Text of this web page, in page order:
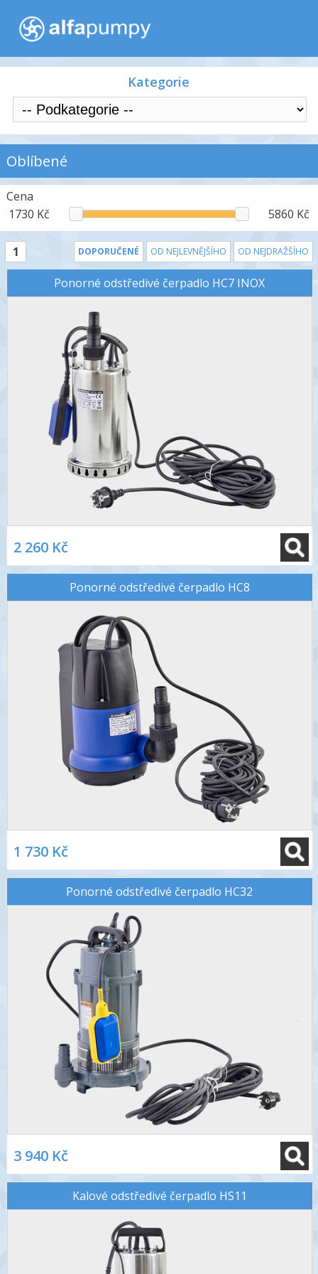
Kategorie
Oblíbené
Cena
1730 Kč
5860 Kč
1 DOPORUČENÉ OD NEJLEVNĚJŠÍHO OD NEJDRAŽŠÍHO
Ponorné odstředivé čerpadlo HC7 INOX
2 260 Kč
Ponorné odstředivé čerpadlo HC8
1 730 Kč
Ponorné odstředivé čerpadlo HC32
3 940 Kč
Kalové odstředivé čerpadlo HS11